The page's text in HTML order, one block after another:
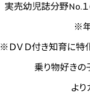
実売幼児誌分野No.１
※年
※ＤＶＤ付き知育に特化
乗り物好きの
よ